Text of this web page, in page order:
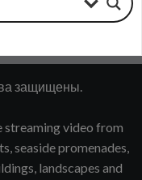
защищены.
streaming video from
seaside promenades,
landscapes and